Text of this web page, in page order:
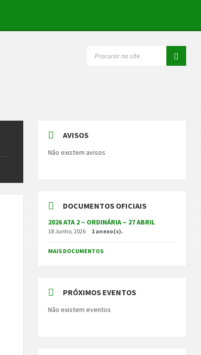
AVISOS
Não existem avisos
DOCUMENTOS OFICIAIS
2026 ATA 2 – ORDINÁRIA – 27 ABRIL
18 Junho, 2026 1 anexo(s).
MAIS DOCUMENTOS
PRÓXIMOS EVENTOS
Não existem eventos